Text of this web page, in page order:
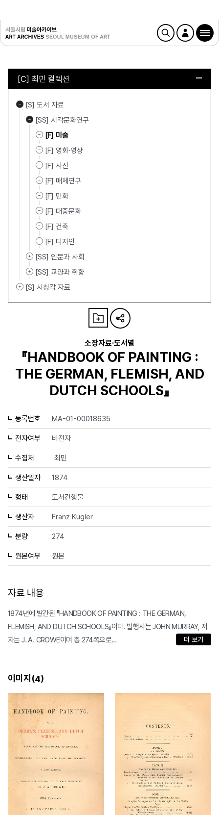
[C] 최민 컬렉션
[S] 도서 자료
[SS] 시각문화연구
[F] 미술
[F] 영화·영상
[F] 사진
[F] 매체연구
[F] 만화
[F] 대중문화
[F] 건축
[F] 디자인
[SS] 인문과 사회
[SS] 교양과 취향
[S] 시청각 자료
소장자료·도서별
『HANDBOOK OF PAINTING :
THE GERMAN, FLEMISH, AND
DUTCH SCHOOLS』
등록번호 MA-01-00018635
전자여부 비전자
수집처 최민
생산일자 1874
형태 도서간행물
생산자 Franz Kugler
분량 274
원본여부 원본
자료 내용
1874년에 발간된 『HANDBOOK OF PAINTING : THE GERMAN,
FLEMISH, AND DUTCH SCHOOLS』이다. 발행사는 JOHN MURRAY, 저
자는 J. A. CROWE이며 총 274쪽으로...
더 보기
이미지(4)